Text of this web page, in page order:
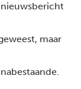
maar